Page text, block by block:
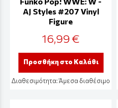
AJ Styles #207 Vinyl
Figure
16,99 €
Προσθήκη στο Καλάθι
Διαθεσιμότητα:Άμεσα διαθέσιμο